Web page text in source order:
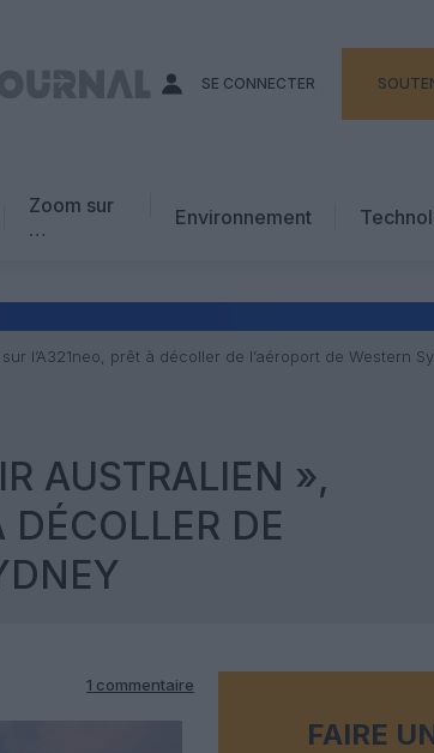
SE CONNECTER
Zoom sur
…
Avis d’expert
Environnement
l’A321neo, prêt à décoller de l’aéroport de Western
AUSTRALIEN »,
DÉCOLLER DE
1 commentaire
FAIRE